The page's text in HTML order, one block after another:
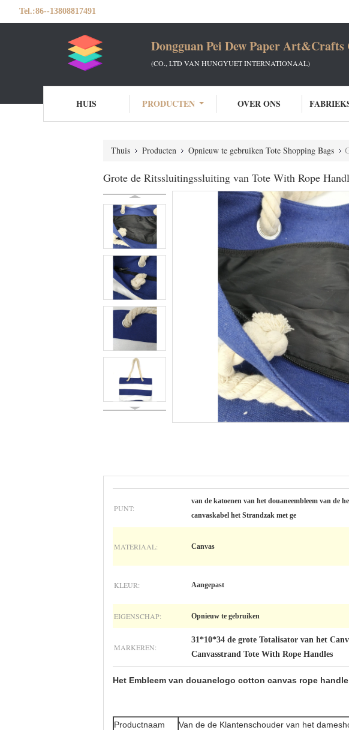
Tel.:86--13808817491
Dongguan Pei Dew Paper Art&Crafts
(CO., LTD VAN HUNGYUET INTERNATIONAAL)
HUIS PRODUCTEN OVER ONS
Thuis Producten Opnieuw te gebruiken Tote Shopping Bags
Grote de Ritssluitingssluiting van Tote With Rope
PUNT:
van de katoenen van het douaneembleem van de
canvaskabel het Strandzak met ge
MATERIAAL: Canvas
KLEUR: Aangepast
EIGENSCHAP: Opnieuw te gebruiken
MARKEREN:
31*10*34 de grote Totalisator van het
Canvasstrand Tote With Rope Handles
Het Embleem van douanelogo cotton canvas rope
Productnaam
Van de de Klantenschouder van het